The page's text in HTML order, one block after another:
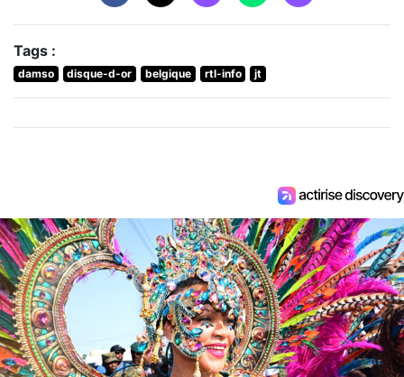
Tags :
damso disque-d-or belgique rtl-info jt